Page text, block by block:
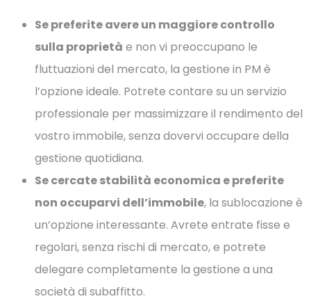
Se preferite avere un maggiore controllo
sulla proprietà e non vi preoccupano le
fluttuazioni del mercato, la gestione in PM è
l’opzione ideale. Potrete contare su un servizio
professionale per massimizzare il rendimento del
vostro immobile, senza dovervi occupare della
gestione quotidiana.
Se cercate stabilità economica e preferite
non occuparvi dell’immobile, la sublocazione è
un’opzione interessante. Avrete entrate fisse e
regolari, senza rischi di mercato, e potrete
delegare completamente la gestione a una
società di subaffitto.